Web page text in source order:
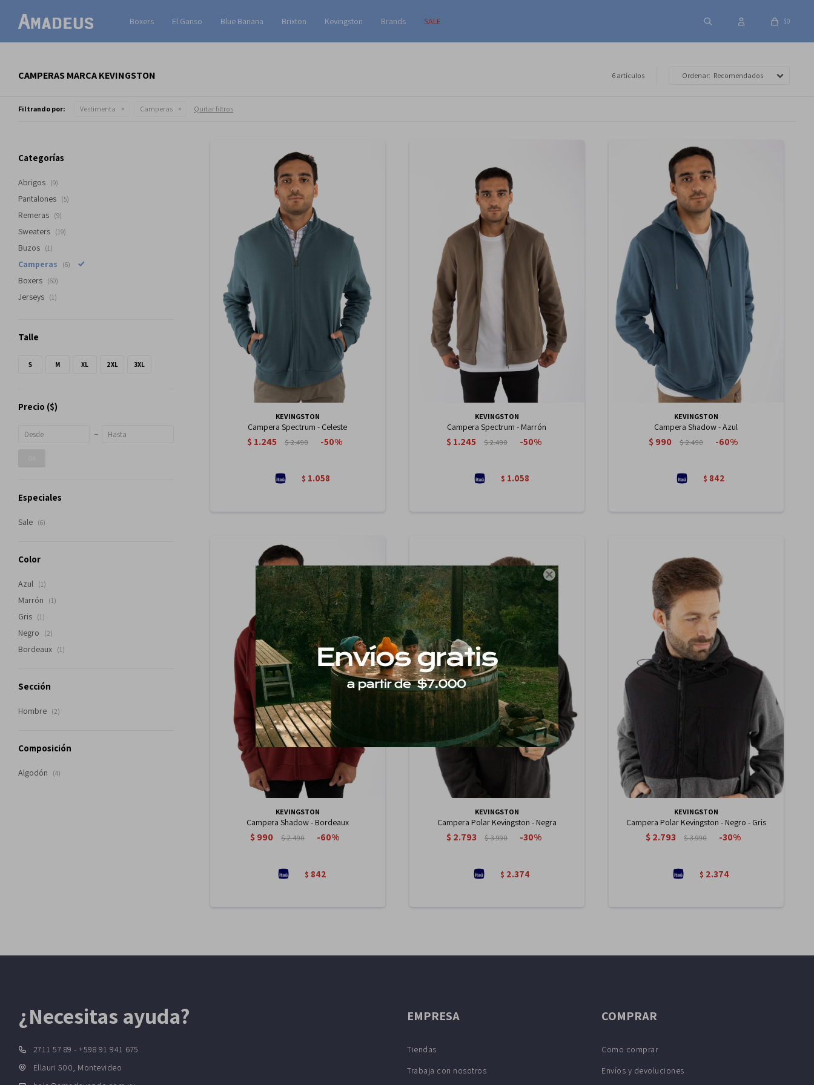

Boxers El Ganso Blue Banana Brixton Kevingston Brands SALE $0
CAMPERAS MARCA KEVINGSTON 6 artículos Recomendados
Filtrando por: Vestimenta Camperas Quitar filtros
KEVINGSTON
Campera Spectrum - Celeste
$1.245 $2.490 50
$ 1.058
KEVINGSTON
Campera Spectrum - Marrón
$1.245 $2.490 50
$ 1.058
KEVINGSTON
Campera Shadow - Azul
$990 $2.490 60
$ 842
KEVINGSTON
Campera Shadow - Bordeaux
$990 $2.490 60
$ 842
KEVINGSTON
Campera Polar Kevingston - Negra
$2.793 $3.990 30
$ 2.374
KEVINGSTON
Campera Polar Kevingston - Negro - Gris
$2.793 $3.990 30
$ 2.374
Categorías
Abrigos (9)
Pantalones (5)
Remeras (9)
Sweaters (19)
Buzos (1)
Camperas (6)
Boxers (60)
Jerseys (1)
Talle
S M XL 2XL 3XL
Precio ($)
Especiales
Sale (6)
Color
Azul (1)
Marrón (1)
Gris (1)
Negro (2)
Bordeaux (1)
Sección
Hombre (2)
Composición
Algodón (4)
¿Necesitas ayuda?
2711 57 89 - +598 91 941 675
Ellauri 500, Montevideo
EMPRESA
Tiendas
Trabaja con nosotros
COMPRAR
Como comprar
Envíos y devoluciones